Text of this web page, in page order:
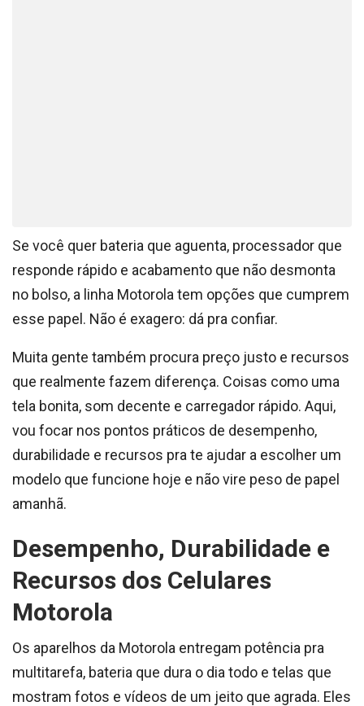
Se você quer bateria que aguenta, processador que
responde rápido e acabamento que não desmonta
no bolso, a linha Motorola tem opções que cumprem
esse papel. Não é exagero: dá pra confiar.
Muita gente também procura preço justo e recursos
que realmente fazem diferença. Coisas como uma
tela bonita, som decente e carregador rápido. Aqui,
vou focar nos pontos práticos de desempenho,
durabilidade e recursos pra te ajudar a escolher um
modelo que funcione hoje e não vire peso de papel
amanhã.
Desempenho, Durabilidade e
Recursos dos Celulares
Motorola
Os aparelhos da Motorola entregam potência pra
multitarefa, bateria que dura o dia todo e telas que
mostram fotos e vídeos de um jeito que agrada. Eles